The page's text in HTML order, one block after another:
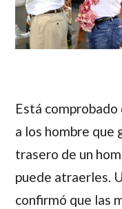
Está
a los hombre que
trasero de un
puede atraerles.
confirmó que las